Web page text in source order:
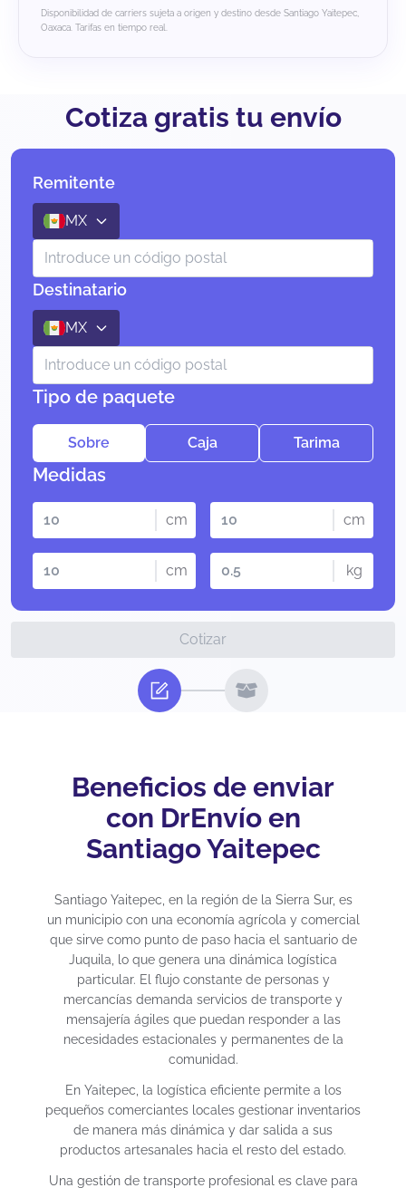
Disponibilidad de carriers sujeta a origen y destino desde Santiago Yaitepec,
Oaxaca. Tarifas en tiempo real.
Cotiza gratis tu envío
Remitente
MX
Destinatario
MX
Tipo de paquete
Sobre Caja Tarima
Medidas
cm cm
cm kg
Cotizar
Beneficios de enviar
con DrEnvío en
Santiago Yaitepec
Santiago Yaitepec, en la región de la Sierra Sur, es
un municipio con una economía agrícola y comercial
que sirve como punto de paso hacia el santuario de
Juquila, lo que genera una dinámica logística
particular. El flujo constante de personas y
mercancías demanda servicios de transporte y
mensajería ágiles que puedan responder a las
necesidades estacionales y permanentes de la
comunidad.
En Yaitepec, la logística eficiente permite a los
pequeños comerciantes locales gestionar inventarios
de manera más dinámica y dar salida a sus
productos artesanales hacia el resto del estado.
Una gestión de transporte profesional es clave para